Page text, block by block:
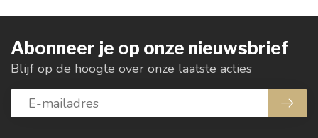
Abonneer je op onze nieuwsbrief
Blijf op de hoogte over onze laatste acties